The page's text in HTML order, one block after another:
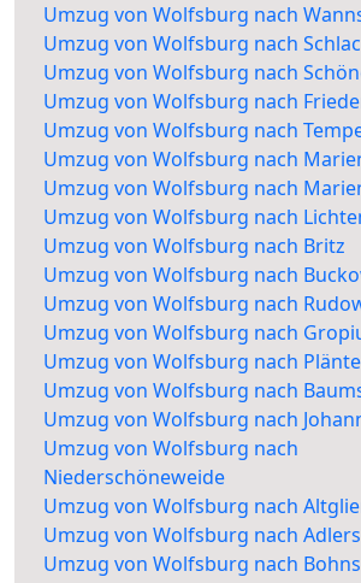
Umzug von Wolfsburg nach
Umzug von Wolfsburg nach
Umzug von Wolfsburg nach
Umzug von Wolfsburg nach
Umzug von Wolfsburg nach
Umzug von Wolfsburg nach
Umzug von Wolfsburg nach
Umzug von Wolfsburg nach
Umzug von Wolfsburg nach Britz
Umzug von Wolfsburg nach
Umzug von Wolfsburg nach
Umzug von Wolfsburg nach
Umzug von Wolfsburg nach
Umzug von Wolfsburg nach
Umzug von Wolfsburg nach
Umzug von Wolfsburg nach
Niederschöneweide
Umzug von Wolfsburg nach
Umzug von Wolfsburg nach
Umzug von Wolfsburg nach